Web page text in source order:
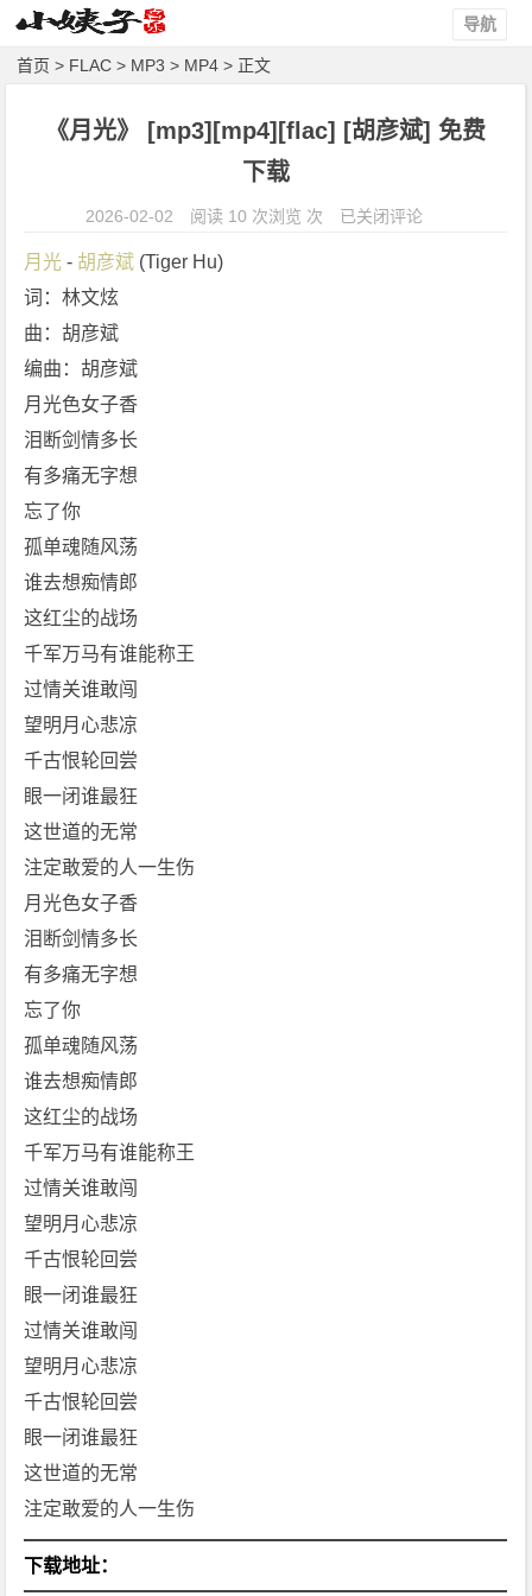
导航
首页 > FLAC > MP3 > MP4 > 正文
《月光》 [mp3][mp4][flac] [胡彦斌] 免费
下载
2026-02-02 阅读 10 次浏览 次
《月
已关闭评论
月光 - 胡彦斌 (Tiger Hu)
词：林文炫
曲：胡彦斌
编曲：胡彦斌
月光色女子香
泪断剑情多长
有多痛无字想
忘了你
孤单魂随风荡
谁去想痴情郎
这红尘的战场
千军万马有谁能称王
过情关谁敢闯
望明月心悲凉
千古恨轮回尝
眼一闭谁最狂
这世道的无常
注定敢爱的人一生伤
月光色女子香
泪断剑情多长
有多痛无字想
忘了你
孤单魂随风荡
谁去想痴情郎
这红尘的战场
千军万马有谁能称王
过情关谁敢闯
望明月心悲凉
千古恨轮回尝
眼一闭谁最狂
过情关谁敢闯
望明月心悲凉
千古恨轮回尝
眼一闭谁最狂
这世道的无常
注定敢爱的人一生伤
下载地址：